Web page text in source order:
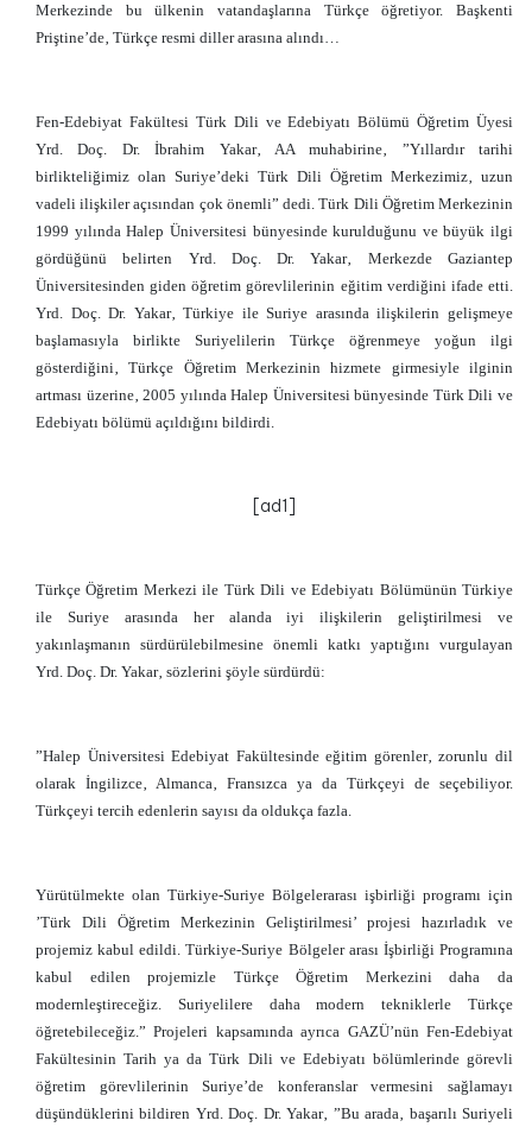
Merkezinde bu ülkenin vatandaşlarına Türkçe öğretiyor. Başkenti
Priştine’de‚ Türkçe resmi diller arasına alındı…
Fen-Edebiyat Fakültesi Türk Dili ve Edebiyatı Bölümü Öğretim Üyesi
Yrd. Doç. Dr. İbrahim Yakar‚ AA muhabirine‚ ”Yıllardır tarihi
birlikteliğimiz olan Suriye’deki Türk Dili Öğretim Merkezimiz‚ uzun
vadeli ilişkiler açısından çok önemli” dedi. Türk Dili Öğretim Merkezinin
1999 yılında Halep Üniversitesi bünyesinde kurulduğunu ve büyük ilgi
gördüğünü belirten Yrd. Doç. Dr. Yakar‚ Merkezde Gaziantep
Üniversitesinden giden öğretim görevlilerinin eğitim verdiğini ifade etti.
Yrd. Doç. Dr. Yakar‚ Türkiye ile Suriye arasında ilişkilerin gelişmeye
başlamasıyla birlikte Suriyelilerin Türkçe öğrenmeye yoğun ilgi
gösterdiğini‚ Türkçe Öğretim Merkezinin hizmete girmesiyle ilginin
artması üzerine‚ 2005 yılında Halep Üniversitesi bünyesinde Türk Dili ve
Edebiyatı bölümü açıldığını bildirdi.
[ad1]
Türkçe Öğretim Merkezi ile Türk Dili ve Edebiyatı Bölümünün Türkiye
ile Suriye arasında her alanda iyi ilişkilerin geliştirilmesi ve
yakınlaşmanın sürdürülebilmesine önemli katkı yaptığını vurgulayan
Yrd. Doç. Dr. Yakar‚ sözlerini şöyle sürdürdü:
”Halep Üniversitesi Edebiyat Fakültesinde eğitim görenler‚ zorunlu dil
olarak İngilizce‚ Almanca‚ Fransızca ya da Türkçeyi de seçebiliyor.
Türkçeyi tercih edenlerin sayısı da oldukça fazla.
Yürütülmekte olan Türkiye-Suriye Bölgelerarası işbirliği programı için
’Türk Dili Öğretim Merkezinin Geliştirilmesi’ projesi hazırladık ve
projemiz kabul edildi. Türkiye-Suriye Bölgeler arası İşbirliği Programına
kabul edilen projemizle Türkçe Öğretim Merkezini daha da
modernleştireceğiz. Suriyelilere daha modern tekniklerle Türkçe
öğretebileceğiz.” Projeleri kapsamında ayrıca GAZÜ’nün Fen-Edebiyat
Fakültesinin Tarih ya da Türk Dili ve Edebiyatı bölümlerinde görevli
öğretim görevlilerinin Suriye’de konferanslar vermesini sağlamayı
düşündüklerini bildiren Yrd. Doç. Dr. Yakar‚ ”Bu arada‚ başarılı Suriyeli